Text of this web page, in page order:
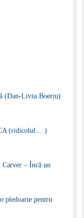
(Dan-Liviu Boeriu)
(ridicolul… )
– Încă un
pledoarie pentru